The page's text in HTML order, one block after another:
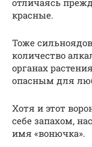
красные.
Тоже
количество
органах
опасным для
Хотя и этот
себе запахом,
имя «вонючка».